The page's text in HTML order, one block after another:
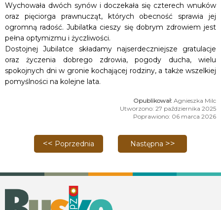
Wychowała dwóch synów i doczekała się czterech wnuków
oraz pięciorga prawnucząt, których obecność sprawia jej
ogromną radość. Jubilatka cieszy się dobrym zdrowiem jest
pełna optymizmu i życzliwości.
Dostojnej Jubilatce składamy najserdeczniejsze gratulacje
oraz życzenia dobrego zdrowia, pogody ducha, wielu
spokojnych dni w gronie kochającej rodziny, a także wszelkiej
pomyślności na kolejne lata.
Agnieszka Milc
Utworzono: 27 października 2025
Poprawiono: 06 marca 2026
Poprzednia strona: Tymczasowa zmiana
Poprzednia Następna strona:
Następna